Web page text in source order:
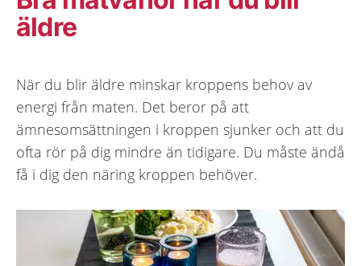
äldre
När du blir äldre minskar kroppens behov av
energi från maten. Det beror på att
ämnesomsättningen i kroppen sjunker och att du
ofta rör på dig mindre än tidigare. Du måste ändå
få i dig den näring kroppen behöver.